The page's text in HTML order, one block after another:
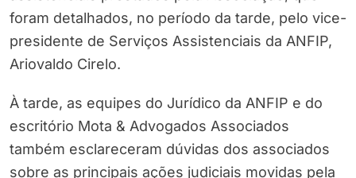
foram detalhados, no período da tarde, pelo vice-
presidente de Serviços Assistenciais da ANFIP,
Ariovaldo Cirelo.
À tarde, as equipes do Jurídico da ANFIP e do
escritório Mota & Advogados Associados
também esclareceram dúvidas dos associados
sobre as principais ações judiciais movidas pela